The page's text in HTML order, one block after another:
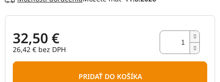
32,50 €
26,42 € bez DPH
Jednotková
PRIDAŤ DO KOŠÍKA